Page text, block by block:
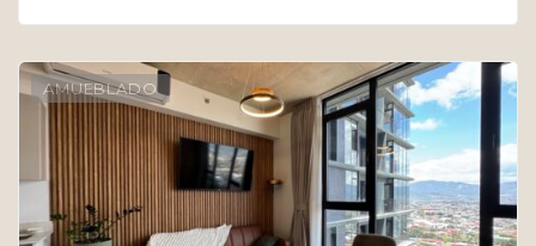
AMUEBLADO